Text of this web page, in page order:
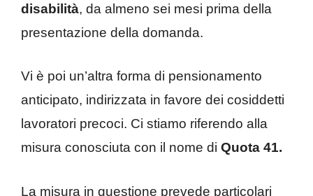
disabilità, da almeno sei mesi prima della
presentazione della domanda.
Vi è poi un’altra forma di pensionamento
anticipato, indirizzata in favore dei cosiddetti
lavoratori precoci. Ci stiamo riferendo alla
misura conosciuta con il nome di Quota 41.
La misura in questione prevede particolari